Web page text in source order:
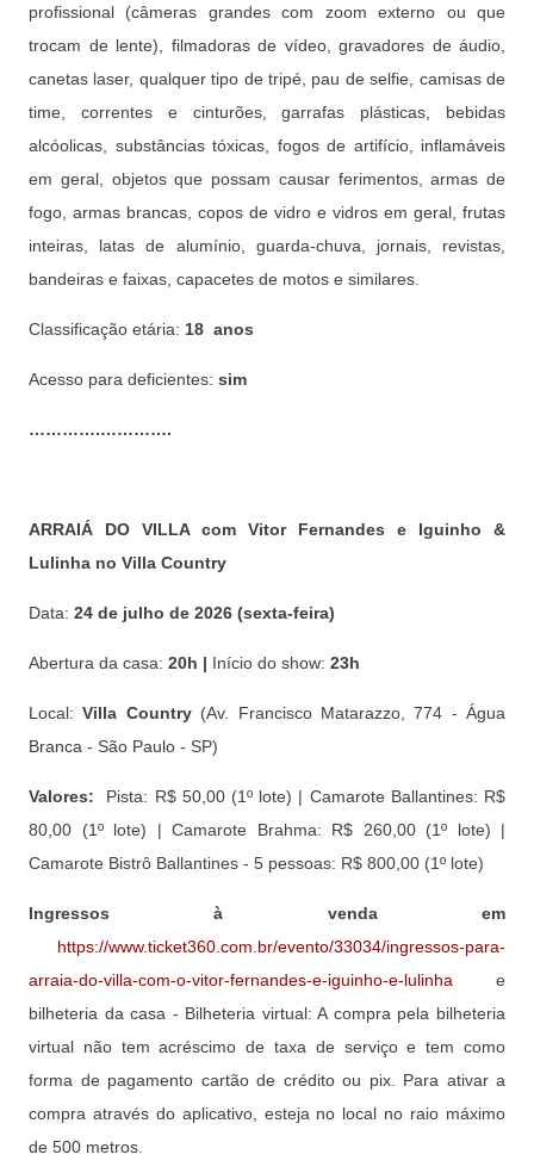
profissional (câmeras grandes com zoom externo ou que
trocam de lente), filmadoras de vídeo, gravadores de áudio,
canetas laser, qualquer tipo de tripé, pau de selfie, camisas de
time, correntes e cinturões, garrafas plásticas, bebidas
alcóolicas, substâncias tóxicas, fogos de artifício, inflamáveis
em geral, objetos que possam causar ferimentos, armas de
fogo, armas brancas, copos de vidro e vidros em geral, frutas
inteiras, latas de alumínio, guarda-chuva, jornais, revistas,
bandeiras e faixas, capacetes de motos e similares.
Classificação etária: 18 anos
Acesso para deficientes: sim
………….………….
ARRAIÁ DO VILLA com Vitor Fernandes e Iguinho &
Lulinha no Villa Country
Data: 24 de julho de 2026 (sexta-feira)
Abertura da casa: 20h | Início do show: 23h
Local: Villa Country(Av. Francisco Matarazzo, 774 - Água
Branca - São Paulo - SP)
Valores: Pista: R$ 50,00 (1º lote) | Camarote Ballantines: R$
80,00 (1º lote) | Camarote Brahma: R$ 260,00 (1º lote) |
Camarote Bistrô Ballantines - 5 pessoas: R$ 800,00 (1º lote)
Ingressos à venda em
https://www.ticket360.com.br/evento/33034/ingressos-para-
arraia-do-villa-com-o-vitor-fernandes-e-iguinho-e-lulinha e
bilheteria da casa - Bilheteria virtual: A compra pela bilheteria
virtual não tem acréscimo de taxa de serviço e tem como
forma de pagamento cartão de crédito ou pix. Para ativar a
compra através do aplicativo, esteja no local no raio máximo
de 500 metros.